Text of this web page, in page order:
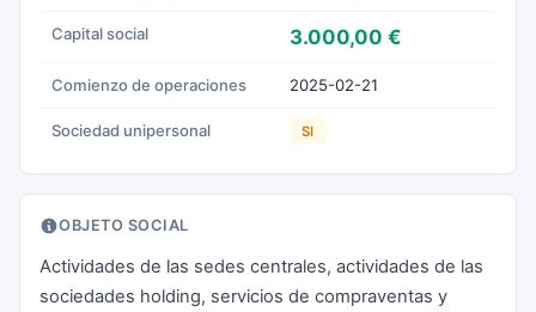
Capital social 3.000,00 €
Comienzo de operaciones 2025-02-21
Sociedad unipersonal SI
OBJETO SOCIAL
Actividades de las sedes centrales, actividades de las
sociedades holding, servicios de compraventas y